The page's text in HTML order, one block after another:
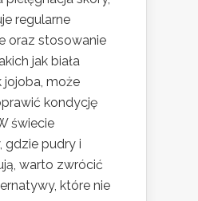
regularne
oraz stosowanie
jak biała
jojoba, może
kondycję
świecie
gdzie pudry i
warto zwrócić
które nie